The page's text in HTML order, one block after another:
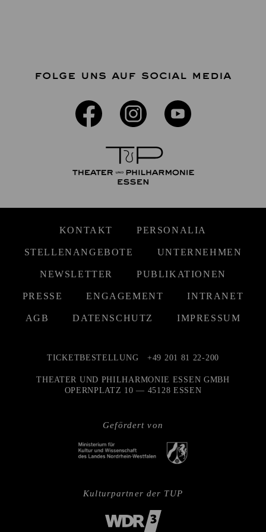
FOLGE UNS AUF SOCIAL MEDIA
KONTAKT PERSONALIA
STELLENANGEBOTE UNTERNEHMEN
NEWSLETTER PUBLIKATIONEN
PRESSE ENGAGEMENT INTRANET
AGB DATENSCHUTZ IMPRESSUM
Gefördert von
TICKETBESTELLUNG +49 201 81 22-200
THEATER UND PHILHARMONIE ESSEN GMBH
OPERNPLATZ 10 — 45128 ESSEN
Kulturpartner der TUP